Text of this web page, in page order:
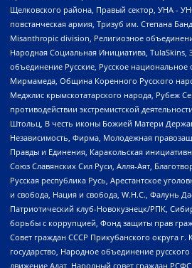
Щелковского района, Правый сектор, УНА -
повстанческая армия, Тризуб им. Степана
Misanthropic division, Религиозное
Народная Социальная Инициатива, TulaSkins,
объединение Русские, Русское
Мирмамеда, Община Коренного Русского
Меджлис крымскотатарского народа, Рубеж
противодействии экстремистской
Штольц, В честь иконы Божией Матери
Независимость, Фирма, Молодежная
Правды и Единения, Каракольская
Союз Славянских Сил Руси, Алля-Аят,
Русская республика Русь, Арестантское
и свобода, Нация и свобода, W.H.С., Фалунь
Патриотический клуб-Новокузнецк/РПК,
борьбы с коррупцией, Фонд защиты прав
Совет граждан СССР Прикубанского округа г.
государство, Народное объединение
движение Адат, Народный совет граждан